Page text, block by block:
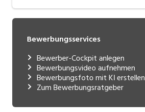
Bewerbungsservices
Bewerber-Cockpit anlegen
Bewerbungsvideo aufnehmen
Bewerbungsfoto mit KI erstellen
Zum Bewerbungsratgeber